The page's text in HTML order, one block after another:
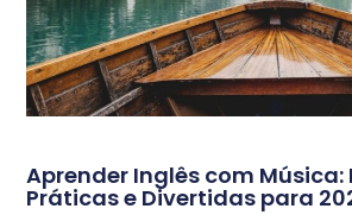
Aprender Inglês com Música:
Práticas e Divertidas para